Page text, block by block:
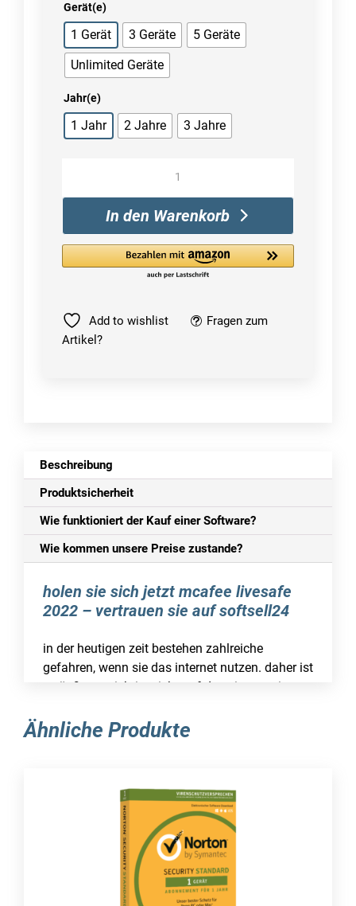
Gerät(e)
1 Gerät 3 Geräte
5 Geräte
Unlimited Geräte
Jahr(e)
1 Jahr 2 Jahre 3 Jahre
Windows
/
In den Warenkorb
Add to wishlist
Fragen zum
Artikel?
Beschreibung
Produktsicherheit
Wie funktioniert der Kauf einer Software?
Wie kommen unsere Preise zustande?
holen sie sich jetzt mcafee livesafe
2022 – vertrauen sie auf softsell24
in der heutigen zeit bestehen zahlreiche
gefahren, wenn sie das internet nutzen. daher ist
es äußerst wichtig, nicht auf den einsatz einer
sie sich für mcafee livesafe 2022 entscheiden,
wenn sie nach einer geeigneten lizenz für alle
funktionen suchen, können sie auf den
exzellenten service von softsell24 setzen. hier
finden sie attraktive vorteile, erschwingliche
preise und einen erstklassigen kundenservice.
Ähnliche Produkte